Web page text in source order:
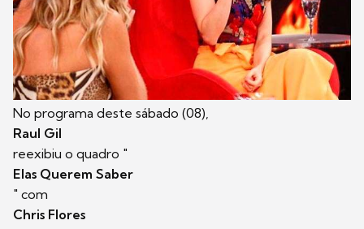
No programa deste sábado (08),
Raul Gil
reexibiu o quadro "
Elas Querem Saber
" com
Chris Flores